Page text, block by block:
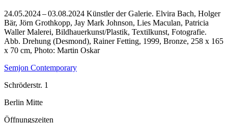
24.05.2024 – 03.08.2024 Künstler der Galerie. Elvira Bach, Holger
Bär, Jörn Grothkopp, Jay Mark Johnson, Lies Maculan, Patricia
Waller Malerei, Bildhauerkunst/Plastik, Textilkunst, Fotografie.
Abb. Drehung (Desmond), Rainer Fetting, 1999, Bronze, 258 x 165
x 70 cm, Photo: Martin Oskar
Semjon Contemporary
Schröderstr. 1
Berlin Mitte
Öffnungszeiten